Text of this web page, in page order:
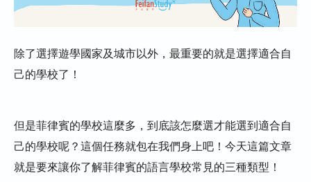
▸ 半斯巴達型學校推薦懶人包
菲律賓遊學－自律型語言學校
▸ 自律型學校推薦懶人包
菲律賓遊學－斯巴達、半斯巴達懶人包
除了選擇遊學國家及城市以外，最重要的就是選擇適合自
己的學校了！
但是菲律賓的學校這麼多，到底該怎麼選才能選到適合自
己的學校呢？這個任務就包在我們身上吧！今天這篇文章
就是要來讓你了解菲律賓的語言學校常見的三種類型！